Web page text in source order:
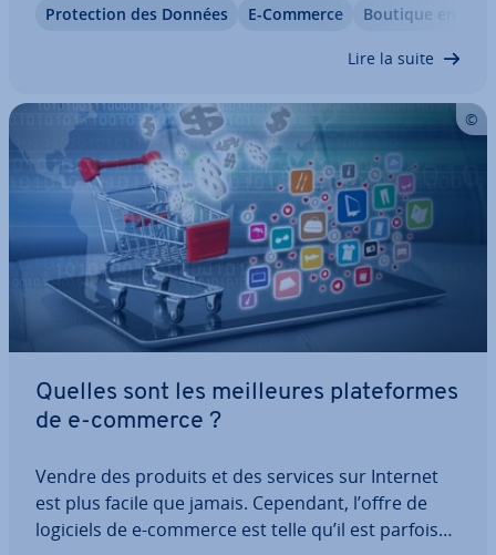
cette branche se sont mul­ti­pliés et traquent les
Pro­tec­tion des Données E-Commerce Boutique en
Lire la suite
Quelles sont les meil­leures pla­te­formes
de e-commerce ?
Vendre des produits et des services sur Internet
est plus facile que jamais. Cependant, l’offre de
logiciels de e-commerce est telle qu’il est parfois